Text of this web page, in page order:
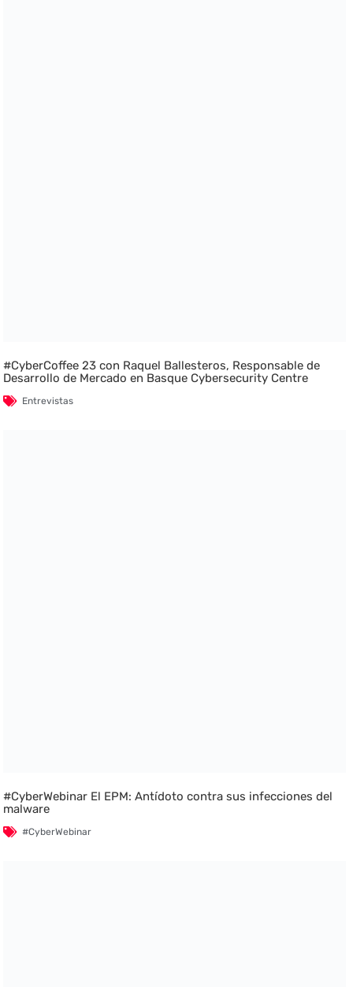
#CyberCoffee 23 con Raquel Ballesteros, Responsable de
Desarrollo de Mercado en Basque Cybersecurity Centre
Entrevistas
#CyberWebinar El EPM: Antídoto contra sus infecciones del
malware
#CyberWebinar